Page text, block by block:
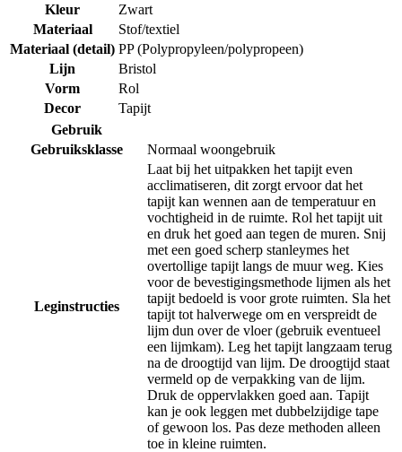
Kleur
Zwart
Materiaal
Stof/textiel
Materiaal (detail) PP (Polypropyleen/polypropeen)
Lijn
Bristol
Vorm
Rol
Decor
Tapijt
Gebruik
Gebruiksklasse
Normaal woongebruik
Leginstructies
Laat bij het uitpakken het tapijt even
acclimatiseren, dit zorgt ervoor dat het
tapijt kan wennen aan de temperatuur en
vochtigheid in de ruimte. Rol het tapijt uit
en druk het goed aan tegen de muren. Snij
met een goed scherp stanleymes het
overtollige tapijt langs de muur weg. Kies
voor de bevestigingsmethode lijmen als het
tapijt bedoeld is voor grote ruimten. Sla het
tapijt tot halverwege om en verspreidt de
lijm dun over de vloer (gebruik eventueel
een lijmkam). Leg het tapijt langzaam terug
na de droogtijd van lijm. De droogtijd staat
vermeld op de verpakking van de lijm.
Druk de oppervlakken goed aan. Tapijt
kan je ook leggen met dubbelzijdige tape
of gewoon los. Pas deze methoden alleen
toe in kleine ruimten.